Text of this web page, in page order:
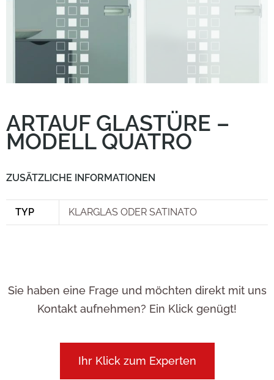
ARTAUF GLASTÜRE –
MODELL QUATRO
ZUSÄTZLICHE INFORMATIONEN
TYP KLARGLAS ODER SATINATO
Sie haben eine Frage und möchten direkt mit uns
Kontakt aufnehmen? Ein Klick genügt!
Ihr Klick zum Experten